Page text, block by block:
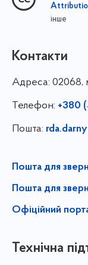
інше
Контакти
Адреса: 02068,
Телефон: +380
Пошта:
Пошта для
Пошта для
Офіційний
Технічна